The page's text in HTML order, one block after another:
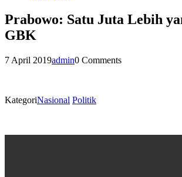
Prabowo: Satu Juta Lebih
GBK
7 April 2019admin0 Comments
KategoriNasional Politik